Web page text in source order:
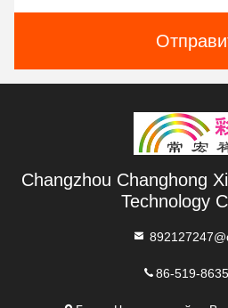
Changzhou Changhong
Technology
86-519-